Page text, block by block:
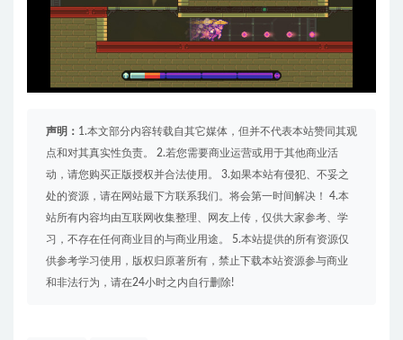
声明： 1.本文部分内容转载自其它媒体，但并不代表本站赞同其观
点和对其真实性负责。 2.若您需要商业运营或用于其他商业活
动，请您购买正版授权并合法使用。 3.如果本站有侵犯、不妥之
处的资源，请在网站最下方联系我们。将会第一时间解决！ 4.本
站所有内容均由互联网收集整理、网友上传，仅供大家参考、学
习，不存在任何商业目的与商业用途。 5.本站提供的所有资源仅
供参考学习使用，版权归原著所有，禁止下载本站资源参与商业
和非法行为，请在24小时之内自行删除!